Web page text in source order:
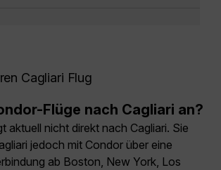
Cagliari Flug
Flüge nach Cagliari an?
aktuell nicht direkt nach Cagliari. Sie
jedoch mit Condor über eine
ab Boston, New York, Los